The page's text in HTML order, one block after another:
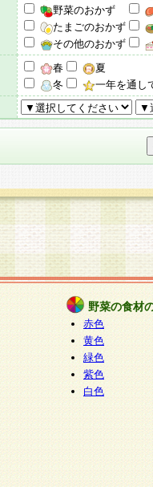
野菜のおかず
たまごのおかず
その他のおかず
春 夏
冬
一年を通し
野菜の食材
赤色
黄色
緑色
紫色
白色